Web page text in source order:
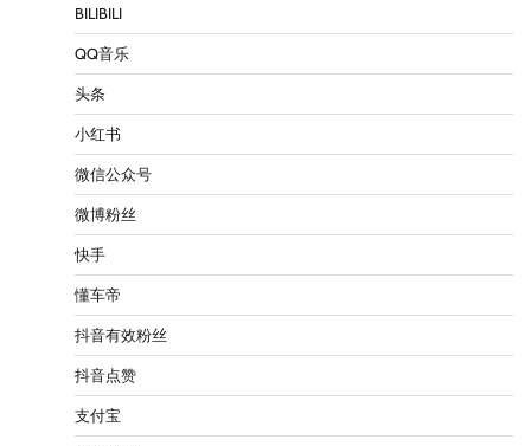
BILIBILI
QQ音乐
头条
小红书
微信公众号
微博粉丝
快手
懂车帝
抖音有效粉丝
抖音点赞
支付宝